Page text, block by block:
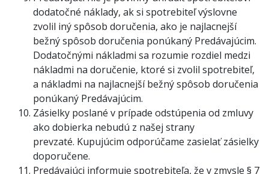
dodatočné náklady, ak si spotrebiteľ výslovne
zvolil iný spôsob doručenia, ako je najlacnejší
bežný spôsob doručenia ponúkaný Predávajúcim.
Dodatočnými nákladmi sa rozumie rozdiel medzi
nákladmi na doručenie, ktoré si zvolil spotrebiteľ,
a nákladmi na najlacnejší bežný spôsob doručenia
ponúkaný Predávajúcim.
Zásielky poslané v prípade odstúpenia od zmluvy
ako dobierka nebudú z našej strany
prevzaté. Kupujúcim odporúčame zasielať zásielky
doporučene.
Predávajúci informuje spotrebiteľa, že v zmysle § 7